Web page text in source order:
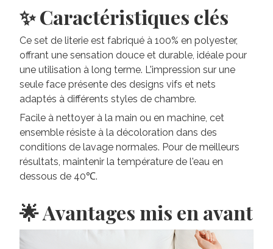
✨ Caractéristiques clés
Ce set de literie est fabriqué à 100% en polyester,
offrant une sensation douce et durable, idéale pour
une utilisation à long terme. L'impression sur une
seule face présente des designs vifs et nets
adaptés à différents styles de chambre.
Facile à nettoyer à la main ou en machine, cet
ensemble résiste à la décoloration dans des
conditions de lavage normales. Pour de meilleurs
résultats, maintenir la température de l'eau en
dessous de 40℃.
🌟 Avantages mis en avant